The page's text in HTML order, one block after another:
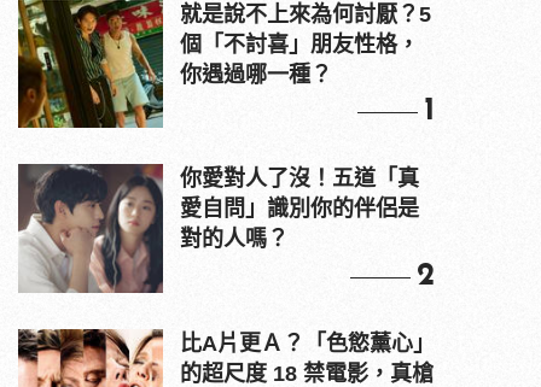
就是說不上來為何討厭？5
個「不討喜」朋友性格，
你遇過哪一種？
1
你愛對人了沒！五道「真
愛自問」識別你的伴侶是
對的人嗎？
2
比A片更Ａ？「色慾薰心」
的超尺度 18 禁電影，真槍